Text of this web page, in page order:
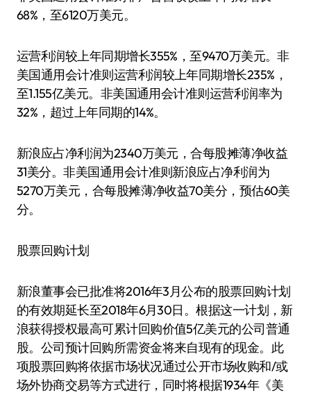
68%，至6120万美元。
运营利润较上年同期增长355%，至9470万美元。非
美国通用会计准则运营利润较上年同期增长235%，
至1.155亿美元。非美国通用会计准则运营利润率为
32%，超过上年同期的14%。
新浪应占净利润为2340万美元，合每股摊薄净收益
31美分。非美国通用会计准则新浪应占净利润为
5270万美元，合每股摊薄净收益70美分，预估60美
分。
股票回购计划
新浪董事会已批准将2016年3月公布的股票回购计划
的有效期延长至2018年6月30日。根据这一计划，新
浪获得授权最高可累计回购价值5亿美元的公司普通
股。公司预计回购所需资金将来自现有的现金。此
项股票回购将依据市场状况通过公开市场收购和/或
场外协商交易等方式进行，同时将根据1934年《美